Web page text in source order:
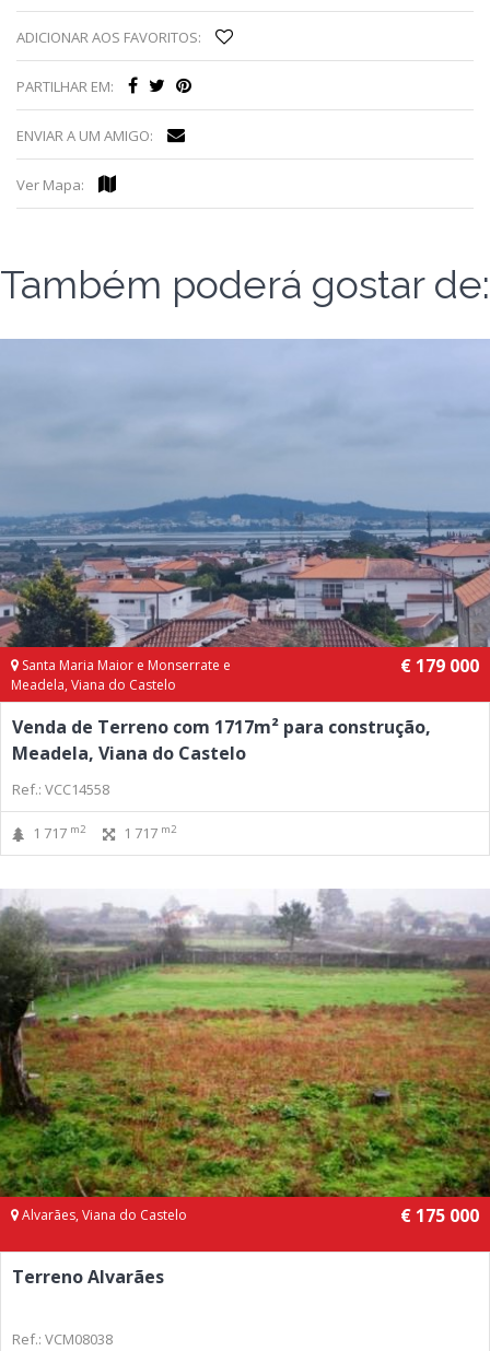
ADICIONAR AOS FAVORITOS:
PARTILHAR EM:
ENVIAR A UM AMIGO:
Ver Mapa:
Também poderá gostar de:
Santa Maria Maior e Monserrate e
Meadela, Viana do Castelo
€ 179 000
Venda de Terreno com 1717m² para construção,
Meadela, Viana do Castelo
Ref.: VCC14558
1 717 m2 1 717 m2
Alvarães, Viana do Castelo € 175 000
Terreno Alvarães
Ref.: VCM08038